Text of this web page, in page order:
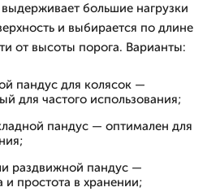
большие нагрузки
и выбирается по длине
от высоты порога. Варианты:
пандус для колясок —
для частого использования;
пандус — оптимален для
раздвижной пандус —
и простота в хранении;